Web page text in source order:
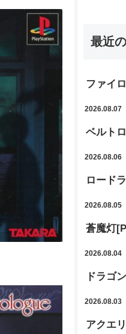
最近
ファイ
2026.08.07
ベルト
2026.08.06
ロード
2026.08.05
蒼魔灯
2026.08.04
ドラゴ
2026.08.03
アクエ